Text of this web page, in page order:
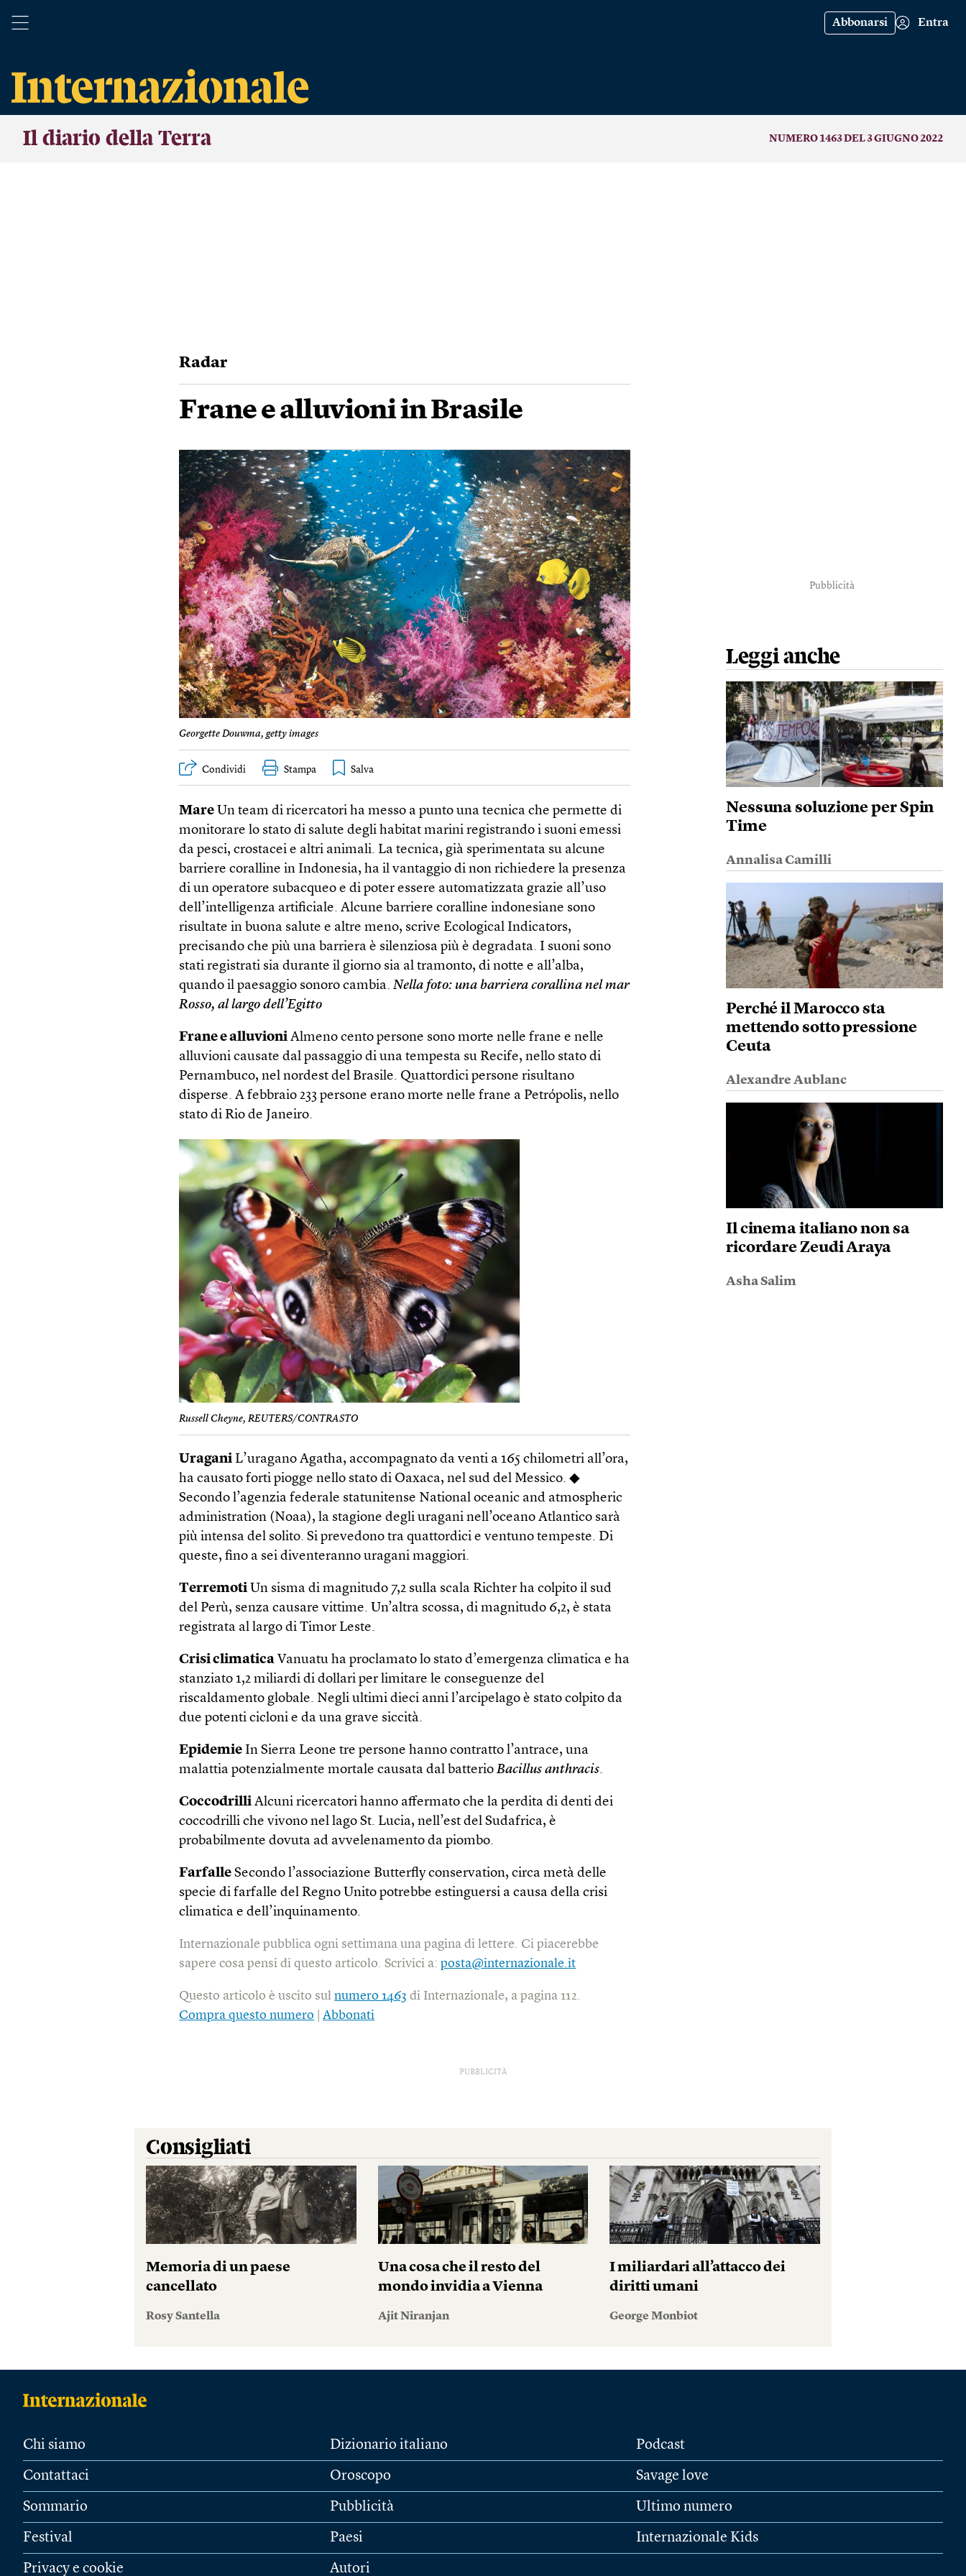
Abbonarsi Entra
Il diario della Terra NUMERO 1463 DEL 3 GIUGNO 2022
Radar
Frane e alluvioni in Brasile
Georgette Douwma, getty images
Condividi Stampa
Mare Un team di ricercatori ha messo a punto una tecnica che permette di
monitorare lo stato di salute degli habitat marini registrando i suoni emessi
da pesci, crostacei e altri animali. La tecnica, già sperimentata su alcune
barriere coralline in Indonesia, ha il vantaggio di non richiedere la presenza
di un operatore subacqueo e di poter essere automatizzata grazie all’uso
dell’intelligenza artificiale. Alcune barriere coralline indonesiane sono
risultate in buona salute e altre meno, scrive Ecological Indicators,
precisando che più una barriera è silenziosa più è degradata. I suoni sono
stati registrati sia durante il giorno sia al tramonto, di notte e all’alba,
quando il paesaggio sonoro cambia.Nella foto: una barriera corallina nel mar
Rosso, al largo dell’Egitto
Frane e alluvioni Almeno cento persone sono morte nelle frane e nelle
alluvioni causate dal passaggio di una tempesta su Recife, nello stato di
Pernambuco, nel nordest del Brasile. Quattordici persone risultano
disperse. A febbraio 233 persone erano morte nelle frane a Petrópolis, nello
stato di Rio de Janeiro.
Russell Cheyne, REUTERS/CONTRASTO
Uragani L’uragano Agatha, accompagnato da venti a 165 chilometri all’ora,
ha causato forti piogge nello stato di Oaxaca, nel sud del Messico. ◆
Secondo l’agenzia federale statunitense National oceanic and atmospheric
administration (Noaa), la stagione degli uragani nell’oceano Atlantico sarà
più intensa del solito. Si prevedono tra quattordici e ventuno tempeste. Di
queste, fino a sei diventeranno uragani maggiori.
Terremoti Un sisma di magnitudo 7,2 sulla scala Richter ha colpito il sud
del Perù, senza causare vittime. Un’altra scossa, di magnitudo 6,2, è stata
registrata al largo di Timor Leste.
Crisi climatica Vanuatu ha proclamato lo stato d’emergenza climatica e ha
stanziato 1,2 miliardi di dollari per limitare le conseguenze del
riscaldamento globale. Negli ultimi dieci anni l’arcipelago è stato colpito da
due potenti cicloni e da una grave siccità.
Epidemie In Sierra Leone tre persone hanno contratto l’antrace, una
malattia potenzialmente mortale causata dal batterioBacillus anthracis.
Coccodrilli Alcuni ricercatori hanno affermato che la perdita di denti dei
coccodrilli che vivono nel lago St. Lucia, nell’est del Sudafrica, è
probabilmente dovuta ad avvelenamento da piombo.
Farfalle Secondo l’associazione Butterfly conservation, circa metà delle
specie di farfalle del Regno Unito potrebbe estinguersi a causa della crisi
climatica e dell’inquinamento.
Internazionale pubblica ogni settimana una pagina di lettere. Ci piacerebbe
sapere cosa pensi di questo articolo. Scrivici a:posta@internazionale.it
Questo articolo è uscito sulnumero 1463 di Internazionale, a pagina 112.
Compra questo numero |Abbonati
Pubblicità
Leggi anche
Nessuna soluzione per Spin
Time
Annalisa Camilli
Perché il Marocco sta
mettendo sotto pressione
Ceuta
Alexandre Aublanc
Il cinema italiano non sa
ricordare Zeudi Araya
Asha Salim
PUBBLICITÀ
Consigliati
Memoria di un paese
cancellato
Rosy Santella
Una cosa che il resto del
mondo invidia a Vienna
Ajit Niranjan
I miliardari all’attacco dei
diritti umani
George Monbiot
Chi siamo
Contattaci
Sommario
Festival
Privacy e cookie
Dizionario italiano
Oroscopo
Pubblicità
Paesi
Autori
Podcast
Savage love
Ultimo numero
Internazionale Kids